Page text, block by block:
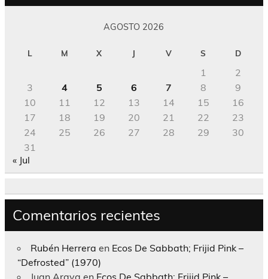
AGOSTO 2026
L M X J V S D
1
2
3
4 5 6 7 8
9
10
11 12 13 14 15
16
17
18 19 20 21 22
23
24
25 26 27 28 29
30
31
« Jul
Comentarios recientes
Rubén Herrera en Ecos De Sabbath; Frijid Pink –
“Defrosted” (1970)
Juan Araya en Ecos De Sabbath; Frijid Pink –